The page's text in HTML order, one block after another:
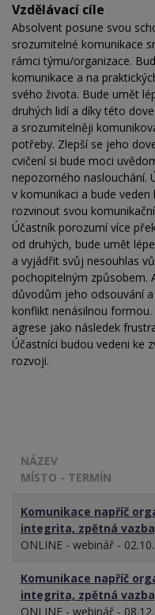
Vzdělávací cíle
Absolvent posune svou
srozumitelné komunikace
rámci týmu/organizace.
komunikace a na
svého života. Bude umět
druhých lidí a díky této
a srozumitelněji
potřeby. Zlepší se jeho
cvičení si bude moci
nepozorného naslouchání.
v komunikaci a bude
rozvinout svou
Účastník porozumí více
od druhých, bude umět
a vyjádřit svůj nesouhlas
pochopitelným způsobem.
důvodům jeho odsouvání
konflikt nenásilnou
agrese jako následek
Účastníci budou vedeni ke
rozvoji.
NÁZEV
MÍSTO - TERMÍN
Komunikace napříč
integrita, zpětná
ONLINE - webinář -
Komunikace napříč
integrita, zpětná
ONLINE - webinář -